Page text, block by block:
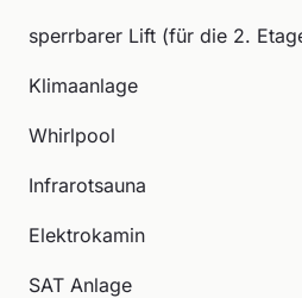
sperrbarer Lift (für die 2.
Klimaanlage
Whirlpool
Infrarotsauna
Elektrokamin
SAT Anlage